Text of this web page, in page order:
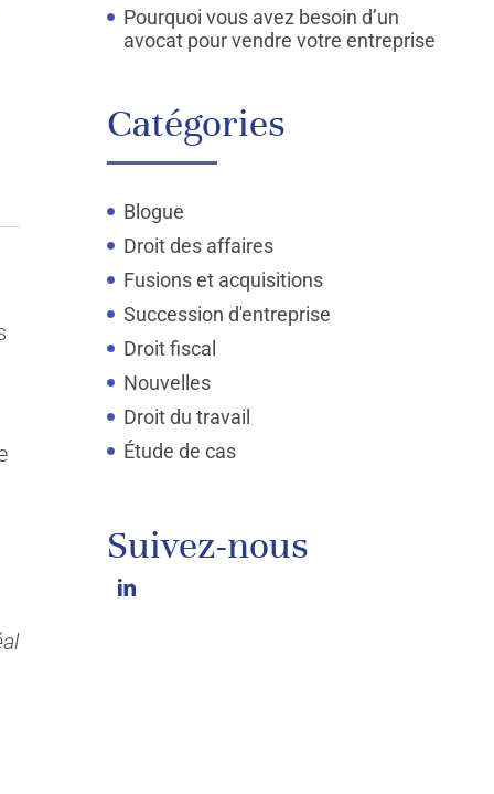
Pourquoi vous avez besoin d’un
avocat pour vendre votre entreprise
Catégories
Blogue
Droit des affaires
Fusions et acquisitions
Succession d'entreprise
Droit fiscal
Nouvelles
Droit du travail
Étude de cas
Suivez-nous